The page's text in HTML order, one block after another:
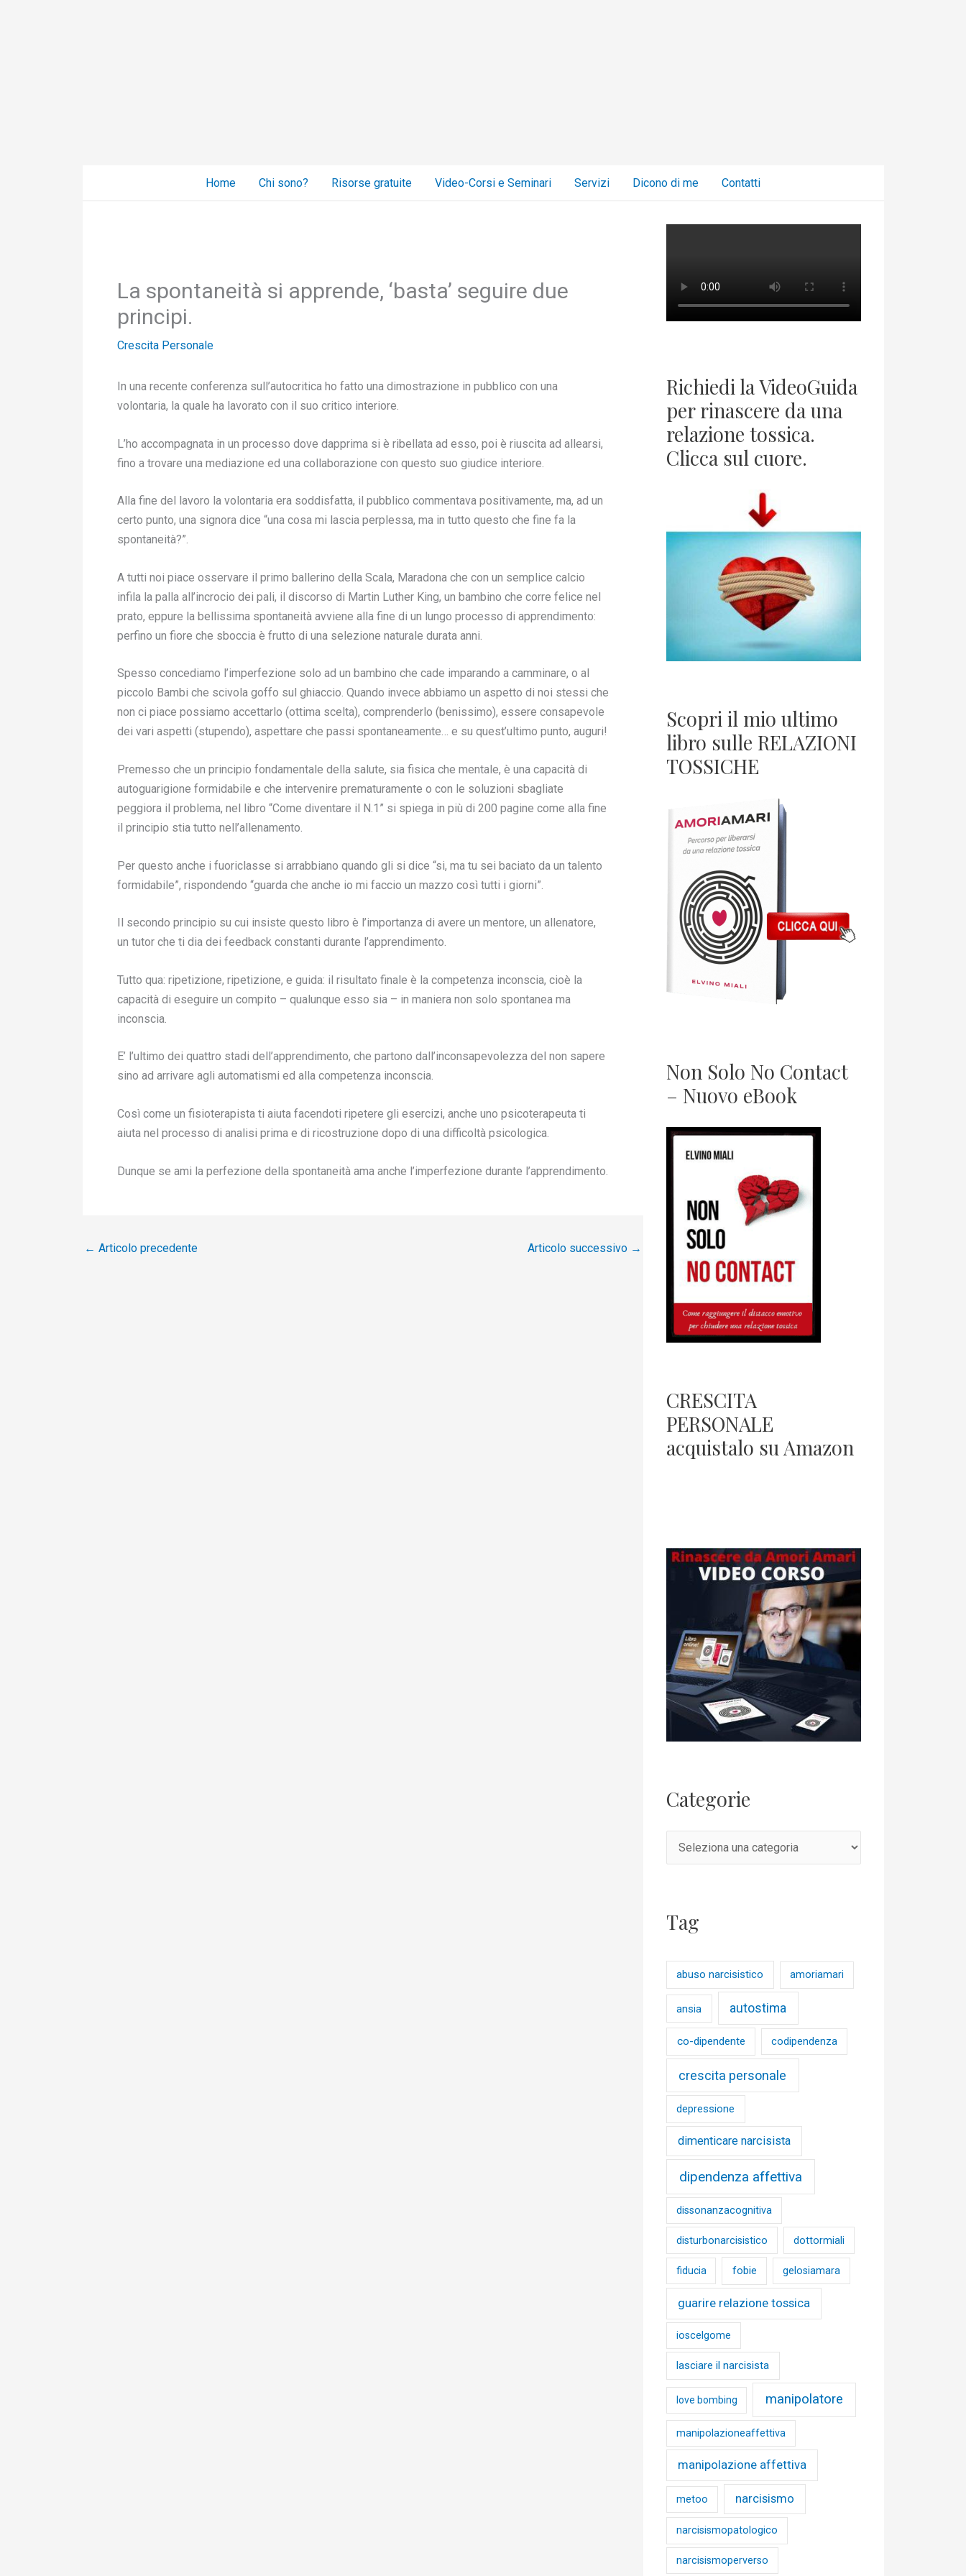
Home Chi sono? Risorse gratuite Video-Corsi e Seminari Servizi Dicono di me Contatti
La spontaneità si apprende, ‘basta’ seguire due
principi.
Crescita Personale
In una recente conferenza sull’autocritica ho fatto una dimostrazione in pubblico con una
volontaria, la quale ha lavorato con il suo critico interiore.
L’ho accompagnata in un processo dove dapprima si è ribellata ad esso, poi è riuscita ad allearsi,
fino a trovare una mediazione ed una collaborazione con questo suo giudice interiore.
Alla fine del lavoro la volontaria era soddisfatta, il pubblico commentava positivamente, ma, ad un
certo punto, una signora dice “una cosa mi lascia perplessa, ma in tutto questo che fine fa la
spontaneità?”.
A tutti noi piace osservare il primo ballerino della Scala, Maradona che con un semplice calcio
infila la palla all’incrocio dei pali, il discorso di Martin Luther King, un bambino che corre felice nel
prato, eppure la bellissima spontaneità avviene alla fine di un lungo processo di apprendimento:
perfino un fiore che sboccia è frutto di una selezione naturale durata anni.
Spesso concediamo l’imperfezione solo ad un bambino che cade imparando a camminare, o al
piccolo Bambi che scivola goffo sul ghiaccio. Quando invece abbiamo un aspetto di noi stessi che
non ci piace possiamo accettarlo (ottima scelta), comprenderlo (benissimo), essere consapevole
dei vari aspetti (stupendo), aspettare che passi spontaneamente… e su quest’ultimo punto, auguri!
Premesso che un principio fondamentale della salute, sia fisica che mentale, è una capacità di
autoguarigione formidabile e che intervenire prematuramente o con le soluzioni sbagliate
peggiora il problema, nel libro “Come diventare il N.1” si spiega in più di 200 pagine come alla fine
il principio stia tutto nell’allenamento.
Per questo anche i fuoriclasse si arrabbiano quando gli si dice “si, ma tu sei baciato da un talento
formidabile”, rispondendo “guarda che anche io mi faccio un mazzo così tutti i giorni”.
Il secondo principio su cui insiste questo libro è l’importanza di avere un mentore, un allenatore,
un tutor che ti dia dei feedback constanti durante l’apprendimento.
Tutto qua: ripetizione, ripetizione, e guida: il risultato finale è la competenza inconscia, cioè la
capacità di eseguire un compito – qualunque esso sia – in maniera non solo spontanea ma
inconscia.
E’ l’ultimo dei quattro stadi dell’apprendimento, che partono dall’inconsapevolezza del non sapere
sino ad arrivare agli automatismi ed alla competenza inconscia.
Così come un fisioterapista ti aiuta facendoti ripetere gli esercizi, anche uno psicoterapeuta ti
aiuta nel processo di analisi prima e di ricostruzione dopo di una difficoltà psicologica.
Dunque se ami la perfezione della spontaneità ama anche l’imperfezione durante l’apprendimento.
← Articolo precedente Articolo successivo →
Richiedi la VideoGuida
per rinascere da una
relazione tossica.
Clicca sul cuore.
Scopri il mio ultimo
libro sulle RELAZIONI
TOSSICHE
Non Solo No Contact
– Nuovo eBook
CRESCITA
PERSONALE
acquistalo su Amazon
Categorie
Tag
abuso narcisistico amoriamari
ansia autostima
co-dipendente codipendenza
crescita personale
depressione
dimenticare narcisista
dipendenza affettiva
dissonanzacognitiva
disturbonarcisistico dottormiali
fiducia fobie gelosiamara
guarire relazione tossica
ioscelgome
lasciare il narcisista
love bombing manipolatore
manipolazioneaffettiva
manipolazione affettiva
metoo narcisismo
narcisismopatologico
narcisismoperverso